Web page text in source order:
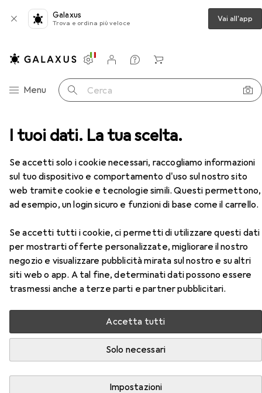
I tuoi dati. La tua scelta.
Se accetti solo i cookie necessari, raccogliamo informazioni
sul tuo dispositivo e comportamento d'uso sul nostro sito
web tramite cookie e tecnologie simili. Questi permettono,
ad esempio, un login sicuro e funzioni di base come il carrello.
Se accetti tutti i cookie, ci permetti di utilizzare questi dati
per mostrarti offerte personalizzate, migliorare il nostro
negozio e visualizzare pubblicità mirata sul nostro e su altri
siti web o app. A tal fine, determinati dati possono essere
trasmessi anche a terze parti e partner pubblicitari.
Accetta tutti
Solo necessari
Impostazioni
Galaxus
Trova e ordina più veloce Vai all'app
Categoria Navigazione
Menu Cerca
Impostazioni
Conto cliente
Liste di confronto
Liste dei desideri
Carrello
Calibro Poggiatesta poggiatesta Monitor DVDPlayer
CaliberCalibro Poggiatesta
poggiatesta Monitor DVDPlayer
Lettore DVD portatile
Accessori per Caliber Calibro
Poggiatesta poggiatesta
Monitor DVDPlayer
Qui trovi accessori adatti per il prodotto Caliber Calibro
Poggiatesta poggiatesta Monitor DVDPlayer della
categoria Cavo video.
Rilevanza
Elenco dei prodotti